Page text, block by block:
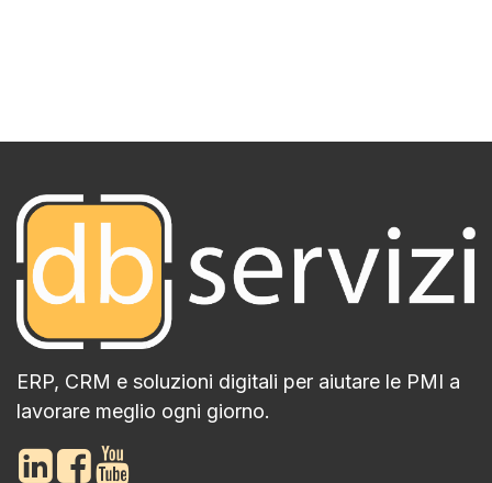
ERP, CRM e soluzioni digitali per aiutare le PMI a
lavorare meglio ogni giorno.